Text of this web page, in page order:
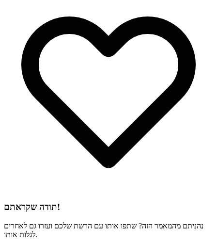
תודה שקראתם!
נהניתם מהמאמר הזה? שתפו אותו עם הרשת שלכם ועזרו גם לאחרים
לגלות אותו.